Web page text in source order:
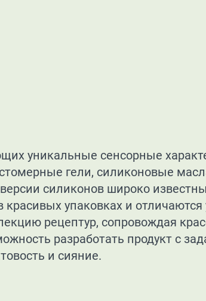
уникальные сенсорные
гели, силиконовые
силиконов широко
упаковках и
рецептур, сопровождая
разработать продукт с
и сияние.